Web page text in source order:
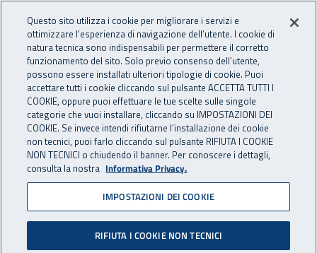
INAIL - Istituto Nazionale
Apri cerca
Navigazione principale
Pagina non disponibile
Il contenuto non è stato trovato. Per continuare la
navigazione è possibile ritornare alla
Questo sito utilizza i cookie per migliorare i servizi e
ottimizzare l’esperienza di navigazione dell’utente. I cookie di
natura tecnica sono indispensabili per permettere il corretto
funzionamento del sito. Solo previo consenso dell’utente,
possono essere installati ulteriori tipologie di cookie. Puoi
accettare tutti i cookie cliccando sul pulsante ACCETTA TUTTI I
COOKIE, oppure puoi effettuare le tue scelte sulle singole
categorie che vuoi installare, cliccando su IMPOSTAZIONI DEI
COOKIE. Se invece intendi rifiutarne l’installazione dei cookie
non tecnici, puoi farlo cliccando sul pulsante RIFIUTA I COOKIE
NON TECNICI o chiudendo il banner. Per conoscere i dettagli,
consulta la nostra Informativa Privacy.
IMPOSTAZIONI DEI COOKIE
RIFIUTA I COOKIE NON TECNICI